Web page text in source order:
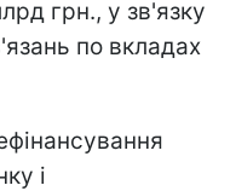
грн., у зв'язку
по вкладах
і